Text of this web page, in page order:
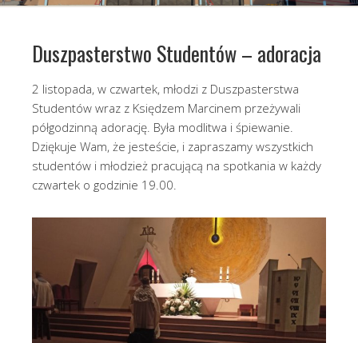
Duszpasterstwo Studentów – adoracja
2 listopada, w czwartek, młodzi z Duszpasterstwa
Studentów wraz z Księdzem Marcinem przeżywali
półgodzinną adorację. Była modlitwa i śpiewanie.
Dziękuje Wam, że jesteście, i zapraszamy wszystkich
studentów i młodzież pracującą na spotkania w każdy
czwartek o godzinie 19.00.